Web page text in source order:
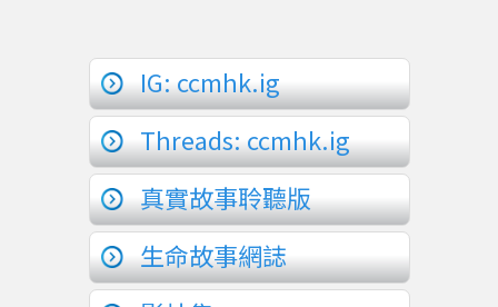
IG: ccmhk.ig
Threads: ccmhk.ig
真實故事聆聽版
生命故事網誌